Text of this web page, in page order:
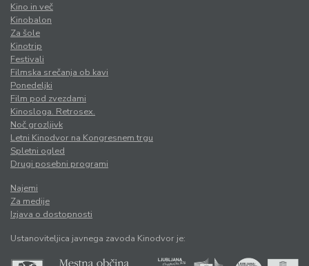
Kino in več
Kinobalon
Za šole
Kinotrip
Festivali
Filmska srečanja ob kavi
Ponedeljki
Film pod zvezdami
Kinosloga. Retrosex.
Noč grozljivk
Letni Kinodvor na Kongresnem trgu
Spletni ogled
Drugi posebni programi
Najemi
Za medije
Izjava o dostopnosti
Ustanoviteljica javnega zavoda Kinodvor je: